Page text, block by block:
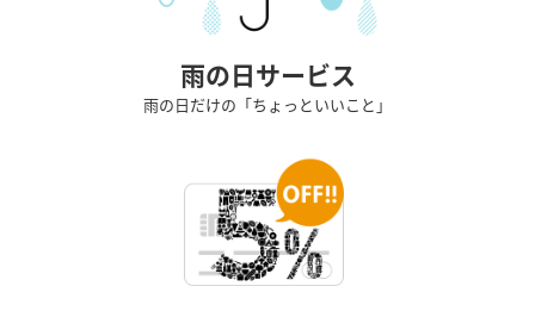
雨の日サービス
雨の日だけの「ちょっといいこと」